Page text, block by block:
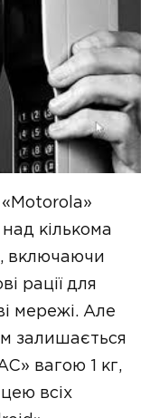
«Motorola»
кількома
включаючи
рації для
мережі. Але
залишається
вагою 1 кг,
всіх